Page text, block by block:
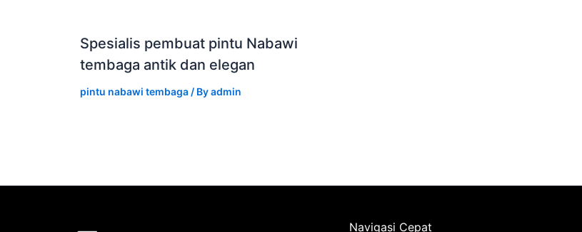
Spesialis pembuat pintu Nabawi
tembaga antik dan elegan
pintu nabawi tembaga / Byadmin
Navigasi Cepat